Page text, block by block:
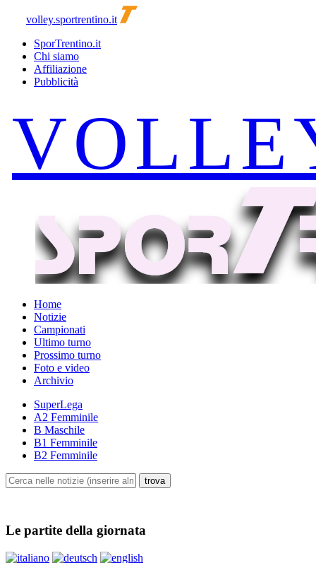
volley.sportrentino.it
SporTrentino.it
Chi siamo
Affiliazione
Pubblicità
Home
Notizie
Campionati
Ultimo turno
Prossimo turno
Foto e video
Archivio
SuperLega
A2 Femminile
B Maschile
B1 Femminile
B2 Femminile
Le partite della giornata